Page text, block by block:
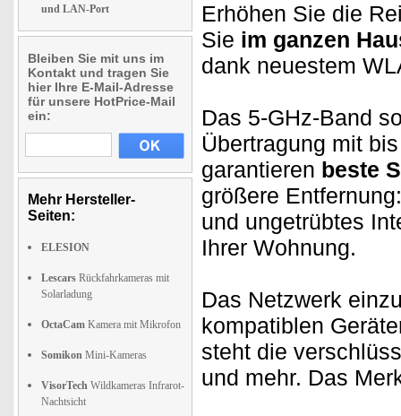
und LAN-Port
Bleiben Sie mit uns im
Kontakt und tragen Sie
hier Ihre E-Mail-Adresse
für unsere HotPrice-Mail
ein:
Mehr Hersteller-
Seiten:
ELESION
Lescars Rückfahrkameras mit
Solarladung
OctaCam Kamera mit Mikrofon
Somikon Mini-Kameras
VisorTech Wildkameras Infrarot-
Nachtsicht
Erhöhen Sie die
Sie im ganzen
dank neuestem
Das 5-GHz-Band
Übertragung mit
garantieren beste
größere Entfernung
und ungetrübtes
Ihrer Wohnung.
Das Netzwerk
kompatiblen
steht die
und mehr. Das